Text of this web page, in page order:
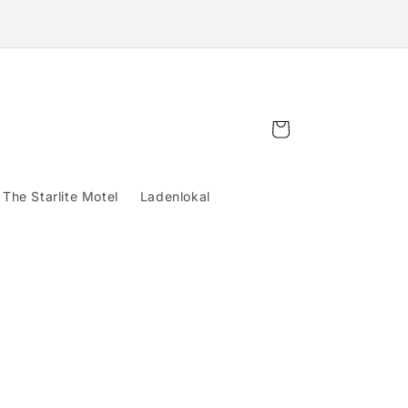
The Starlite Motel Ladenlokal
Warenkorb